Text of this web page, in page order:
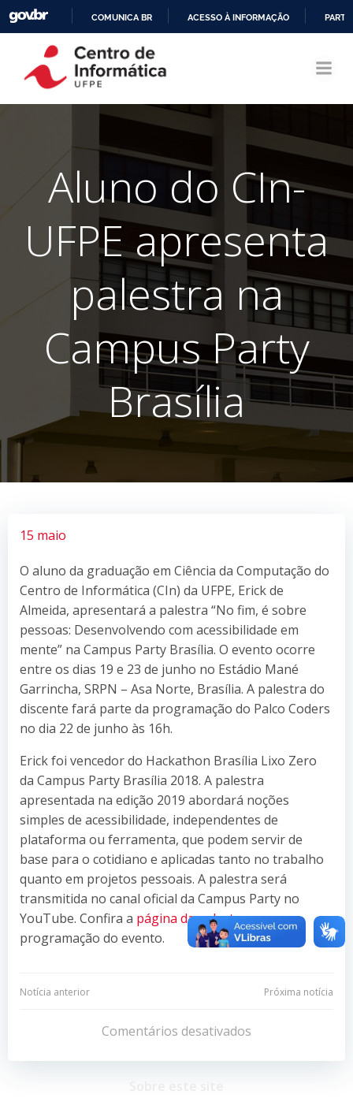
CONTEÚDO
COMUNICA BR ACESSO À INFORMAÇÃO
Aluno do CIn-
UFPE apresenta
palestra na
Campus Party
Brasília
15 maio
O aluno da graduação em Ciência da Computação do
Centro de Informática (CIn) da UFPE, Erick de
Almeida, apresentará a palestra “No fim, é sobre
pessoas: Desenvolvendo com acessibilidade em
mente” na Campus Party Brasília. O evento ocorre
entre os dias 19 e 23 de junho no Estádio Mané
Garrincha, SRPN – Asa Norte, Brasília. A palestra do
discente fará parte da programação do Palco Coders
no dia 22 de junho às 16h.
Erick foi vencedor do Hackathon Brasília Lixo Zero
da Campus Party Brasília 2018. A palestra
apresentada na edição 2019 abordará noções
simples de acessibilidade, independentes de
plataforma ou ferramenta, que podem servir de
base para o cotidiano e aplicadas tanto no trabalho
quanto em projetos pessoais. A palestra será
transmitida no canal oficial da Campus Party no
YouTube. Confira a página da palestrana
programação do evento.
Navegação
Post
Notícia anterior
Navegação
de
Post
Próxima notícia
Comentários desativados